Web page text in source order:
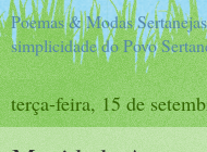
Poemas & Modas
simplicidade do Povo
terça-feira, 15 de